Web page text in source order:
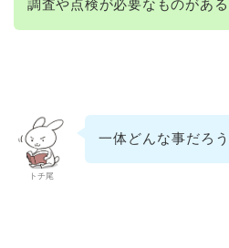
調査や点検が必要なものがある
トチ尾
一体どんな事だろう